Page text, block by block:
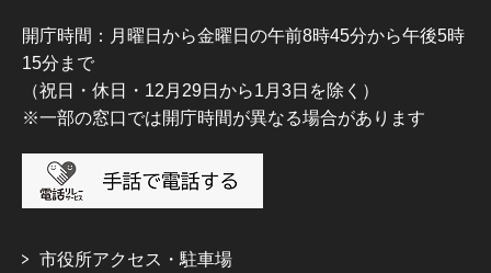
開庁時間：月曜日から金曜日の午前8時45分から午後5時
15分まで
（祝日・休日・12月29日から1月3日を除く）
※一部の窓口では開庁時間が異なる場合があります
市役所アクセス・駐車場